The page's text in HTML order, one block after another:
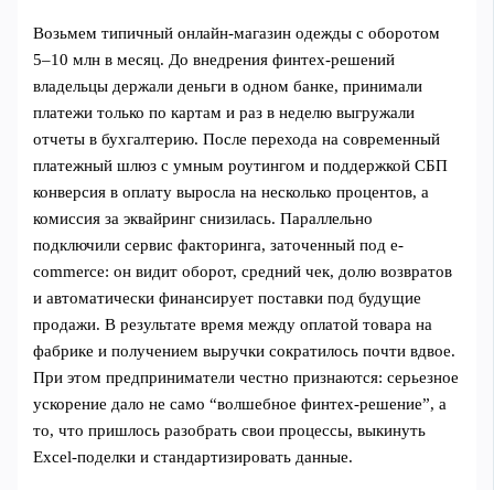
Возьмем типичный онлайн-магазин одежды с оборотом
5–10 млн в месяц. До внедрения финтех-решений
владельцы держали деньги в одном банке, принимали
платежи только по картам и раз в неделю выгружали
отчеты в бухгалтерию. После перехода на современный
платежный шлюз с умным роутингом и поддержкой СБП
конверсия в оплату выросла на несколько процентов, а
комиссия за эквайринг снизилась. Параллельно
подключили сервис факторинга, заточенный под e-
commerce: он видит оборот, средний чек, долю возвратов
и автоматически финансирует поставки под будущие
продажи. В результате время между оплатой товара на
фабрике и получением выручки сократилось почти вдвое.
При этом предприниматели честно признаются: серьезное
ускорение дало не само “волшебное финтех-решение”, а
то, что пришлось разобрать свои процессы, выкинуть
Excel-поделки и стандартизировать данные.